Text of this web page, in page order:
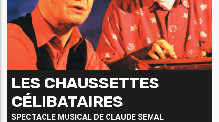
LES CHAUSSETTES
CÉLIBATAIRES
SPECTACLE MUSICAL DE CLAUDE SEMAL